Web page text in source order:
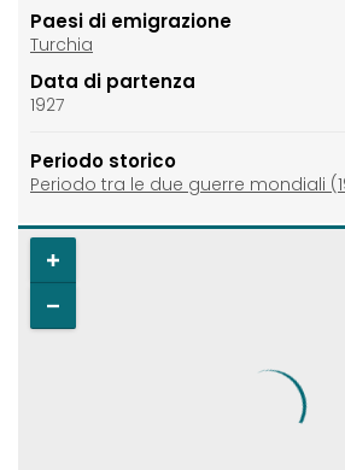
Paesi di emigrazione
Turchia
Data di partenza
1927
Periodo storico
Periodo tra le due guerre mondiali